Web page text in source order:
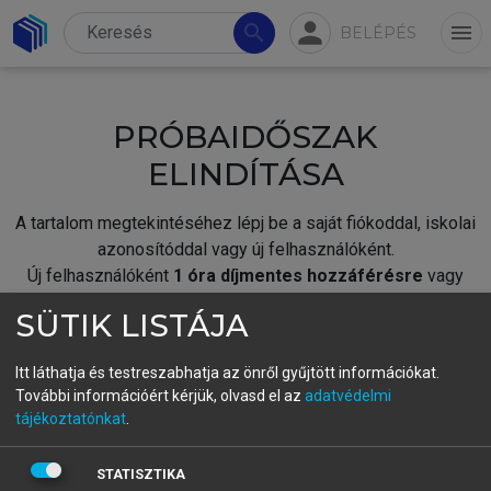
search person BELÉPÉS menu
PRÓBAIDŐSZAK
ELINDÍTÁSA
A tartalom megtekintéséhez lépj be a saját fiókoddal, iskolai
azonosítóddal vagy új felhasználóként.
Új felhasználóként 1 óra díjmentes hozzáférésre vagy
fiókoddal,vagy hozz létre új fiókot.
A regisztráció után apróbaidőszakautomatikusan
BELÉPÉS SAJÁT FIÓKKAL
SÜTIK LISTÁJA
Itt láthatja és testreszabhatja az önről gyűjtött információkat.
További információért kérjük, olvasd el az adatvédelmi
tájékoztatónkat
STATISZTIKA